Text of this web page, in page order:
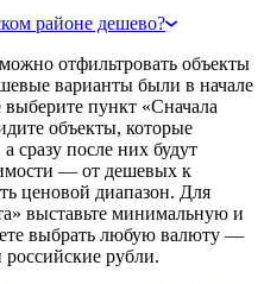
районе дешево?
отфильтровать объекты
варианты были в начале
пункт «Сначала
объекты, которые
сразу после них будут
— от дешевых к
ценовой диапазон. Для
выставьте минимальную и
выбрать любую валюту —
российские рубли.